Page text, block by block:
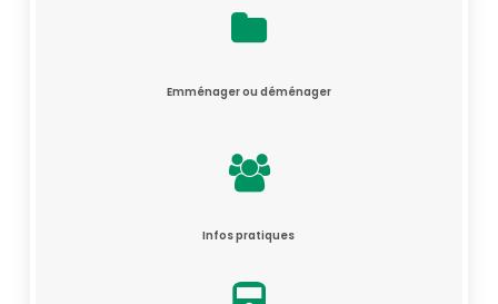
Emménager ou déménager
Infos pratiques